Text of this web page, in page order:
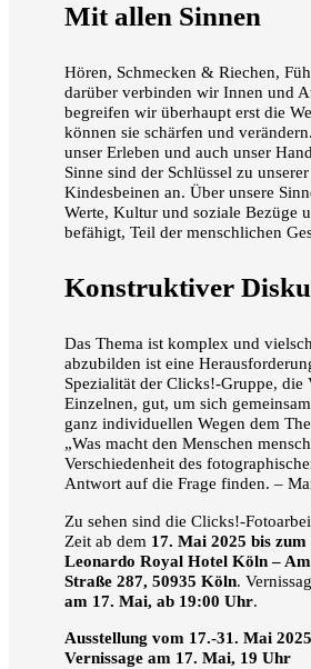
Mit allen Sinnen
Hören, Schmecken & Riechen,
darüber verbinden wir Innen und
begreifen wir überhaupt erst die
können sie schärfen und
unser Erleben und auch unser
Sinne sind der Schlüssel zu
Kindesbeinen an. Über unsere
Werte, Kultur und soziale Bezüge
befähigt, Teil der menschlichen
Konstruktiver
Das Thema ist komplex und
abzubilden ist eine
Spezialität der Clicks!-Gruppe, die
Einzelnen, gut, um sich
ganz individuellen Wegen dem
„Was macht den Menschen
Verschiedenheit des
Antwort auf die Frage finden. –
Zu sehen sind die Clicks!-
Zeit ab dem 17. Mai 2025 bis
Leonardo Royal Hotel Köln –
Straße 287, 50935 Köln.
am 17. Mai, ab 19:00 Uhr.
Ausstellung vom 17.-31. Mai 2025
Vernissage am 17. Mai, 19 Uhr